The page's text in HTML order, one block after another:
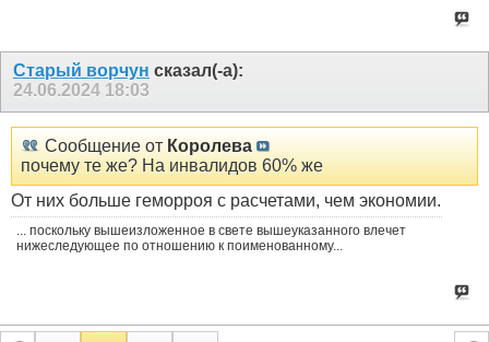
Старый ворчун сказал(-а):
24.06.2024 18:03
Сообщение от Королева
почему те же? На инвалидов 60% же
От них больше геморроя с расчетами, чем экономии.
... поскольку вышеизложенное в свете вышеуказанного влечет
нижеследующее по отношению к поименованному...